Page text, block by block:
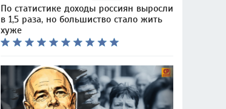
По статистике доходы россиян выросли
в 1,5 раза, но большиство стало жить
хуже